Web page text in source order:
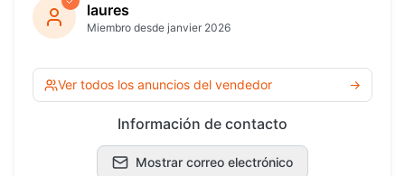
laures
Miembro desde janvier 2026
Ver todos los anuncios del vendedor →
Información de contacto
Mostrar correo electrónico